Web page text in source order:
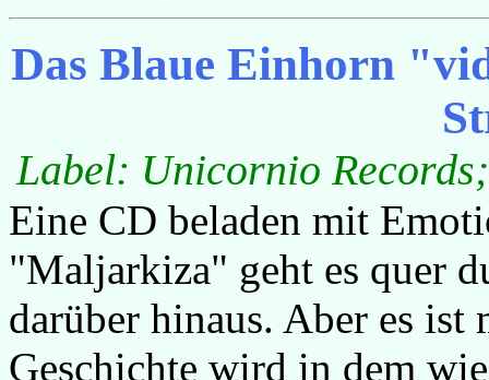
Das Blaue Einhorn
Label: Unicornio
Eine CD beladen mit
"Maljarkiza" geht es quer
darüber hinaus. Aber es ist
Geschichte wird in dem